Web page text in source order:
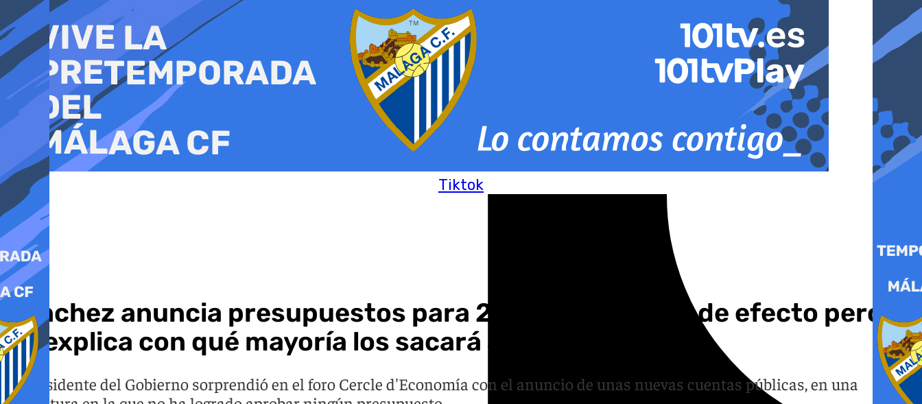
al
contenido
Tiktok
Política
Sánchez anuncia presupuestos para 2027 como golpe de efecto pero
no explica con qué mayoría los sacará adelante
El presidente del Gobierno sorprendió en el foro Cercle d'Economía con el anuncio de unas nuevas cuentas públicas, en una